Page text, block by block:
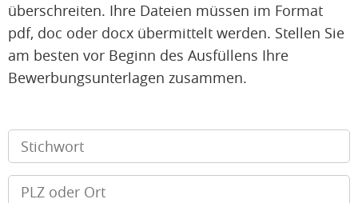
überschreiten. Ihre Dateien müssen im Format
pdf, doc oder docx übermittelt werden. Stellen Sie
am besten vor Beginn des Ausfüllens Ihre
Bewerbungsunterlagen zusammen.